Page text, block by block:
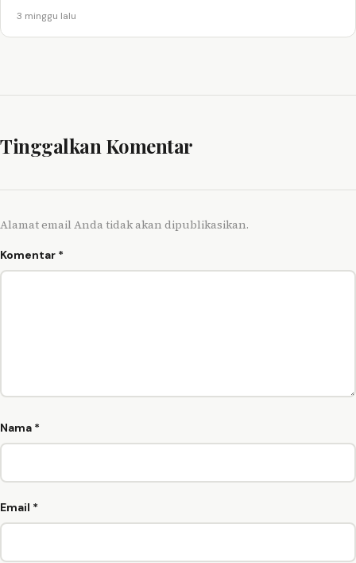
3 minggu lalu
Tinggalkan Komentar
Alamat email Anda tidak akan dipublikasikan.
Komentar *
Nama *
Email *